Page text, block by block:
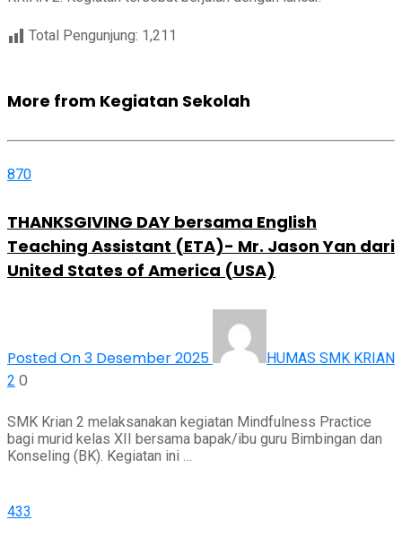
Total Pengunjung: 1,211
More from Kegiatan Sekolah
870
THANKSGIVING DAY bersama English
Teaching Assistant (ETA)- Mr. Jason Yan dari
United States of America (USA)
Posted On 3 Desember 2025
HUMAS SMK KRIAN
2 0
SMK Krian 2 melaksanakan kegiatan Mindfulness Practice
bagi murid kelas XII bersama bapak/ibu guru Bimbingan dan
Konseling (BK). Kegiatan ini …
433